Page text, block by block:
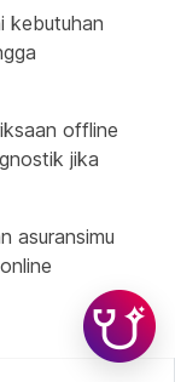
kebutuhan
offline
jika
asuransimu